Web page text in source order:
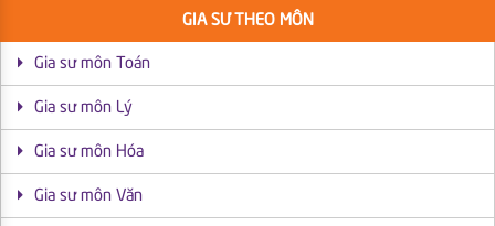
GIA SƯ THEO MÔN
Gia sư môn Toán
Gia sư môn Lý
Gia sư môn Hóa
Gia sư môn Văn